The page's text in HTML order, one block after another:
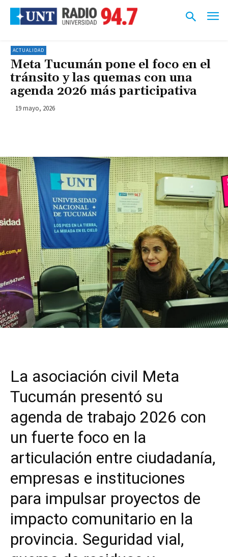
ACTUALIDAD
Meta Tucumán pone el foco en el
tránsito y las quemas con una
agenda 2026 más participativa
19 mayo, 2026
La asociación civil Meta
Tucumán presentó su
agenda de trabajo 2026 con
un fuerte foco en la
articulación entre ciudadanía,
empresas e instituciones
para impulsar proyectos de
impacto comunitario en la
provincia. Seguridad vial,